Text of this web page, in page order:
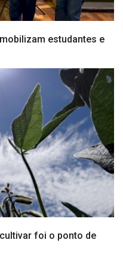
estudantes e
foi o ponto de